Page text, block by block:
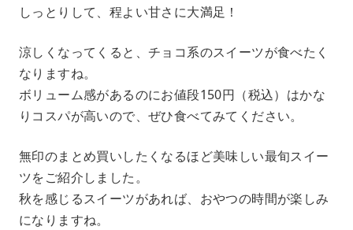
しっとりして、程よい甘さに大満足！
涼しくなってくると、チョコ系のスイーツが食べたく
なりますね。
ボリューム感があるのにお値段150円（税込）はかな
りコスパが高いので、ぜひ食べてみてください。
無印のまとめ買いしたくなるほど美味しい最旬スイー
ツをご紹介しました。
秋を感じるスイーツがあれば、おやつの時間が楽しみ
になりますね。